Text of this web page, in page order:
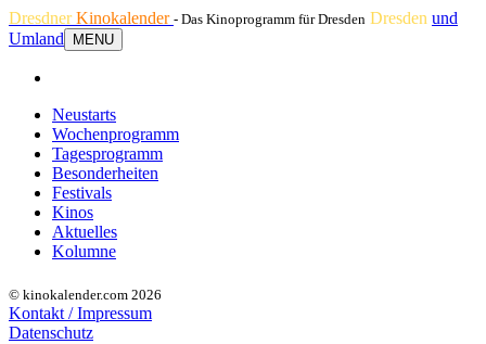
DresdnerKinokalender - Das Kinoprogramm für Dresden Dresden und
Umland
MENU
Neustarts
Wochenprogramm
Tagesprogramm
Besonderheiten
Festivals
Kinos
Aktuelles
Kolumne
© kinokalender.com 2026
Kontakt / Impressum
Datenschutz